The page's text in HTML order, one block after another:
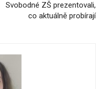
Svobodné ZŠ prezentovali,
co aktuálně probírají